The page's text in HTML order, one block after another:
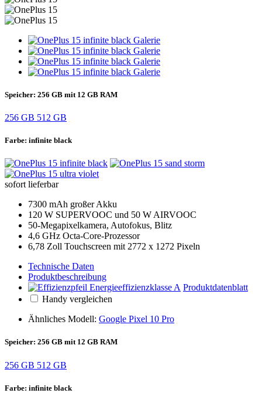
Speicher: 256 GB mit 12 GB RAM
256 GB 512 GB
Farbe: infinite black
sofort lieferbar
7300 mAh großer Akku
120 W SUPERVOOC und 50 W AIRVOOC
50-Megapixelkamera, Autofokus, Blitz
4,6 GHz Octa-Core-Prozessor
6,78 Zoll Touchscreen mit 2772 x 1272 Pixeln
Technische Daten
Produktbeschreibung
Produktdatenblatt
Handy vergleichen
Ähnliches Modell: Google Pixel 10 Pro
Speicher: 256 GB mit 12 GB RAM
256 GB 512 GB
Farbe: infinite black